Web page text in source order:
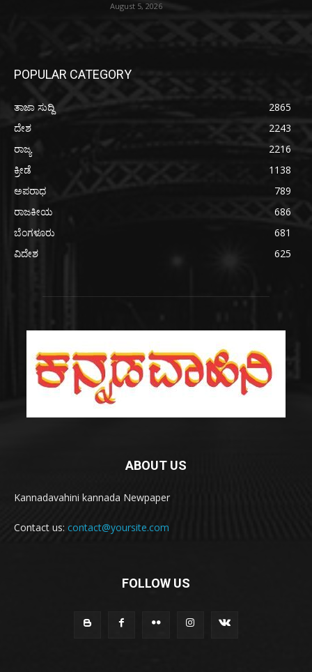
August 5, 2026
POPULAR CATEGORY
ತಾಜಾ ಸುದ್ದಿ
2865
ದೇಶ
2243
ರಾಜ್ಯ
2216
ಕ್ರೀಡೆ
1138
ಅಪರಾಧ
789
ರಾಜಕೀಯ
686
ಬೆಂಗಳೂರು
681
ವಿದೇಶ
625
ABOUT US
Kannadavahini kannada Newpaper
Contact us: contact@yoursite.com
FOLLOW US